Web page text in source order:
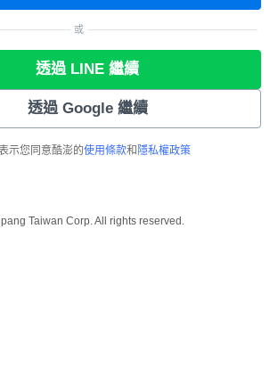
或
透過 LINE 繼續
透過 Google 繼續
示您同意酷澎的使用條款和 隱私權政策
Taiwan Corp. All rights reserved.